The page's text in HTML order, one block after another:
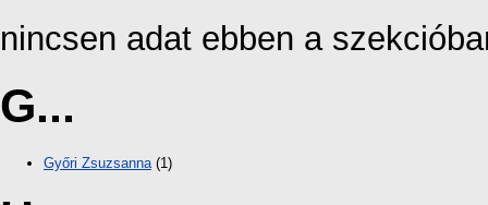
nincsen adat ebben a
G...
Győri Zsuzsanna (1)